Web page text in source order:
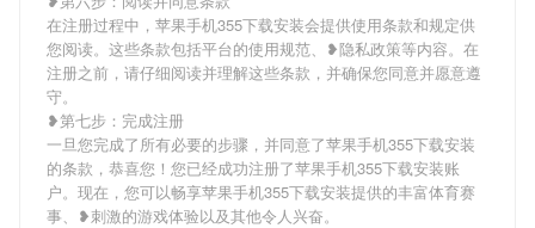
在注册过程中，苹果手机355下载安装会提供使用条款和规定供
您阅读。这些条款包括平台的使用规范、❥隐私政策等内容。在
注册之前，请仔细阅读并理解这些条款，并确保您同意并愿意遵
守。
❥第七步：完成注册
一旦您完成了所有必要的步骤，并同意了苹果手机355下载安装
的条款，恭喜您！您已经成功注册了苹果手机355下载安装账
户。现在，您可以畅享苹果手机355下载安装提供的丰富体育赛
事、❥刺激的游戏体验以及其他令人兴奋。